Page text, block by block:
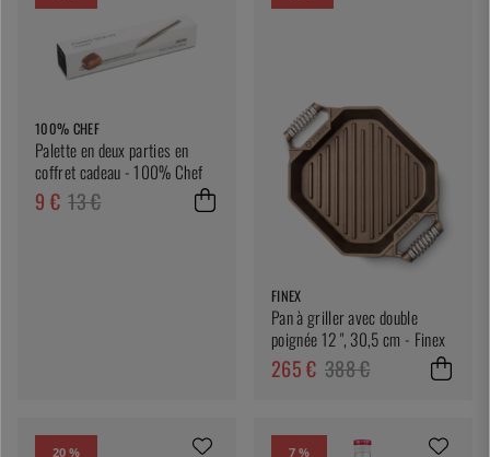
100% CHEF
Palette en deux parties en
coffret cadeau - 100% Chef
9 € 13 €
FINEX
Pan à griller avec double
poignée 12 ", 30,5 cm - Finex
265 € 388 €
20 % 7 %